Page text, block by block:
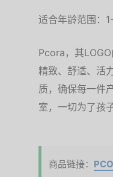
适合年龄范围：
Pcora，其
精致、舒适、活
质，确保每一件
室，一切为了孩
商品链接：